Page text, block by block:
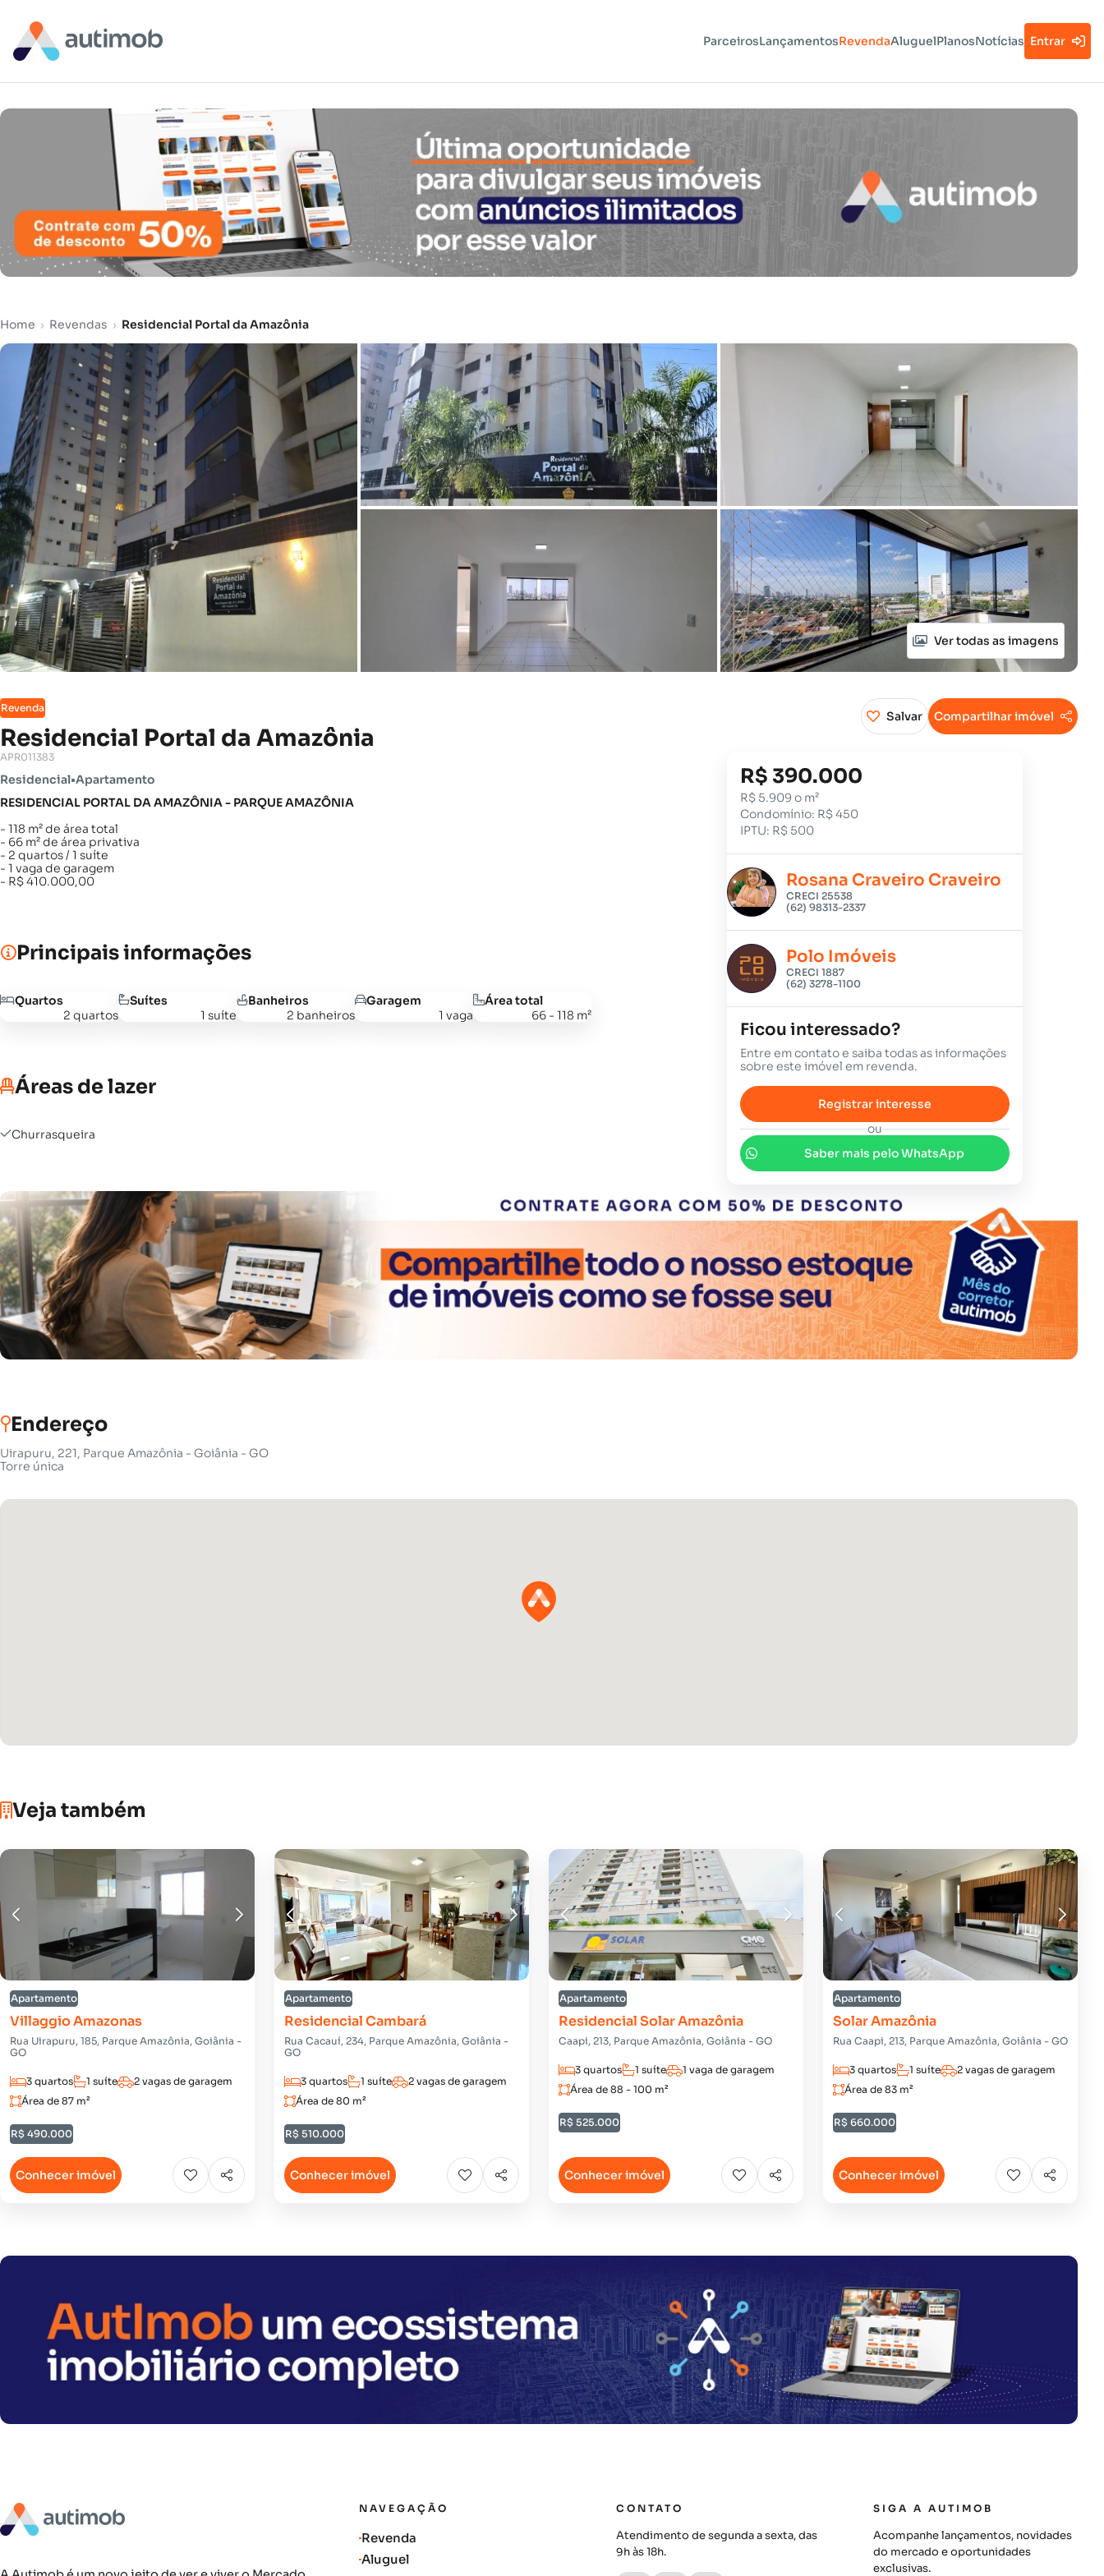
ParceirosLançamentosRevendaAluguelPlanosNotícias Entrar
Home › Revendas › Residencial Portal da Amazônia
Ver todas as imagens
Revenda
Residencial Portal da Amazônia
Salvar Compartilhar imóvel
APR011383
Residencial•Apartamento
RESIDENCIAL PORTAL DA AMAZÔNIA - PARQUE AMAZÔNIA
- 118 m² de área total
- 66 m² de área privativa
- 2 quartos / 1 suíte
- 1 vaga de garagem
- R$ 410.000,00
Principais informações
Quartos
2 quartos
Suítes
1 suíte
Banheiros
2 banheiros
Garagem
1 vaga
Área total
66 - 118 m²
Áreas de lazer
Churrasqueira
R$ 390.000
R$ 5.909 o m²
Condomínio: R$ 450
IPTU: R$ 500
Rosana Craveiro Craveiro
CRECI 25538
(62) 98313-2337
Polo Imóveis
CRECI 1887
(62) 3278-1100
Ficou interessado?
Entre em contato e saiba todas as informações
sobre este imóvel em revenda.
Registrar interesse
ou
Saber mais pelo WhatsApp
Endereço
Uirapuru, 221, Parque Amazônia - Goiânia - GO
Torre única
Veja também
Apartamento
Villaggio Amazonas
Rua Uirapuru, 185, Parque Amazônia, Goiânia -
GO
3 quartos 1 suíte
2 vagas de garagem
Área de 87 m²
R$ 490.000
Conhecer imóvel
Apartamento
Residencial Cambará
Rua Cacauí, 234, Parque Amazônia, Goiânia -
GO
3 quartos 1 suíte
2 vagas de garagem
Área de 80 m²
R$ 510.000
Conhecer imóvel
Apartamento
Residencial Solar Amazônia
Caapi, 213, Parque Amazônia, Goiânia - GO
3 quartos 1 suíte
1 vaga de garagem
Área de 88 - 100 m²
R$ 525.000
Conhecer imóvel
Apartamento
Solar Amazônia
Rua Caapi, 213, Parque Amazônia, Goiânia - GO
3 quartos 1 suíte
2 vagas de garagem
Área de 83 m²
R$ 660.000
Conhecer imóvel
NAVEGAÇÃO
Revenda
Aluguel
CONTATO
Atendimento de segunda a sexta, das
9h às 18h.
SIGA A AUTIMOB
Acompanhe lançamentos, novidades
do mercado e oportunidades
exclusivas.